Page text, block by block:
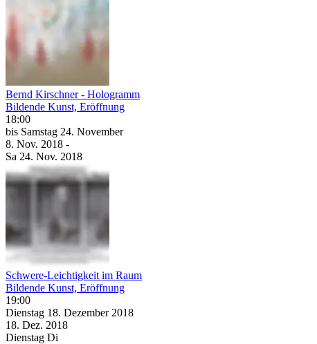
Bernd Kirschner - Hologramm
Bildende Kunst, Eröffnung
18:00
bis Samstag 24. November
8. Nov. 2018 -
Sa 24. Nov. 2018
Schwere-Leichtigkeit im Raum
Bildende Kunst, Eröffnung
19:00
Dienstag 18. Dezember 2018
18. Dez. 2018
Dienstag Di